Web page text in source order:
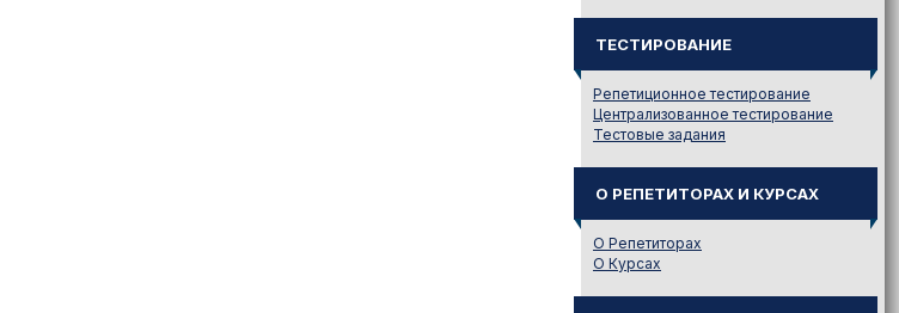
ТЕСТИРОВАНИЕ
Репетиционное тестирование
Централизованное тестирование
Тестовые задания
О РЕПЕТИТОРАХ И КУРСАХ
О Репетиторах
О Курсах